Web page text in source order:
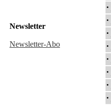
Newsletter
Newsletter-Abo
·
·
·
·
·
·
·
·